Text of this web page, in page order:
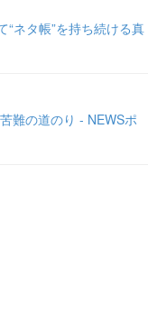
ネタ帳”を持ち続ける真
難の道のり - NEWSポ